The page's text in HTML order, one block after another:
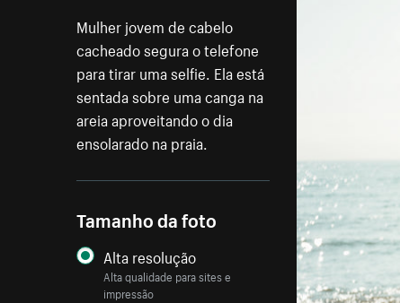
Mulher jovem de cabelo
cacheado segura o telefone
para tirar uma selfie. Ela está
sentada sobre uma canga na
areia aproveitando o dia
ensolarado na praia.
Tamanho da foto
Alta resolução
Alta qualidade para sites e
impressão